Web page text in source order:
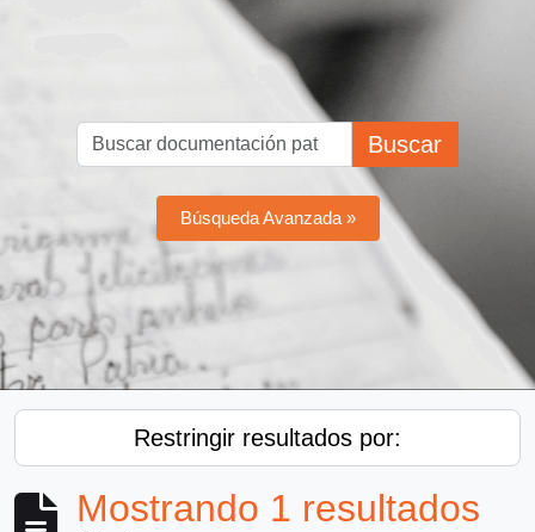
Buscar
Búsqueda Avanzada »
Restringir resultados por:
Mostrando 1 resultados